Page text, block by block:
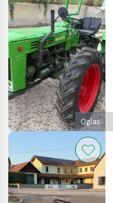
Oglas